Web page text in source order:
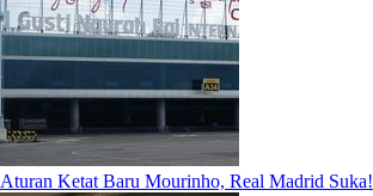
Aturan Ketat Baru Mourinho, Real Madrid Suka!